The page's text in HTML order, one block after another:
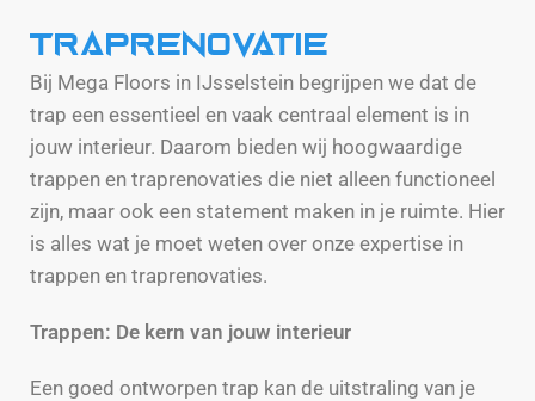
Traprenovatie
Bij Mega Floors in IJsselstein begrijpen we dat de
trap een essentieel en vaak centraal element is in
jouw interieur. Daarom bieden wij hoogwaardige
trappen en traprenovaties die niet alleen functioneel
zijn, maar ook een statement maken in je ruimte. Hier
is alles wat je moet weten over onze expertise in
trappen en traprenovaties.
Trappen: De kern van jouw interieur
Een goed ontworpen trap kan de uitstraling van je